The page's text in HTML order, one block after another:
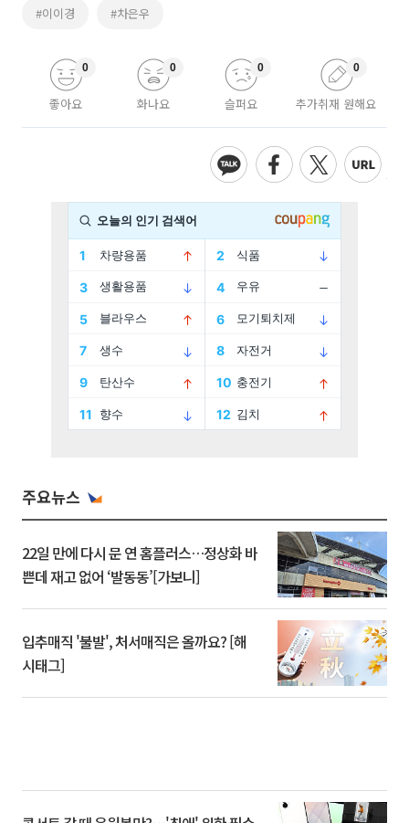
#이이경 #차은우
좋아요
0
화나요
0
슬퍼요
0
추가취재 원해요
0
주요뉴스
22일 만에 다시 문 연 홈플러스…정상화 바
쁜데 재고 없어 ‘발동동’[가보니]
입추매직 '불발', 처서매직은 올까요? [해
시태그]